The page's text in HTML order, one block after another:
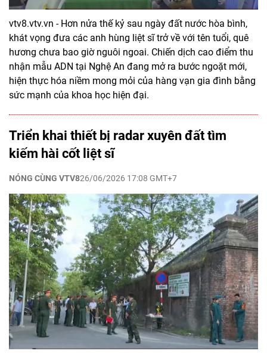
vtv8.vtv.vn - Hơn nửa thế kỷ sau ngày đất nước hòa bình,
khát vọng đưa các anh hùng liệt sĩ trở về với tên tuổi, quê
hương chưa bao giờ nguôi ngoai. Chiến dịch cao điểm thu
nhận mẫu ADN tại Nghệ An đang mở ra bước ngoặt mới,
hiện thực hóa niềm mong mỏi của hàng vạn gia đình bằng
sức mạnh của khoa học hiện đại.
Triển khai thiết bị radar xuyên đất tìm
kiếm hài cốt liệt sĩ
NÓNG CÙNG VTV826/06/2026 17:08 GMT+7